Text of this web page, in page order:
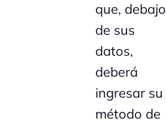
que, debajo
de sus
datos,
deberá
ingresar su
método de